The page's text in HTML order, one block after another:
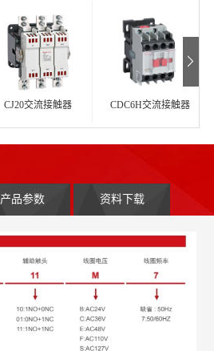
CJ20交流接触器 CDC6H交流接触器
产品参数 资料下载